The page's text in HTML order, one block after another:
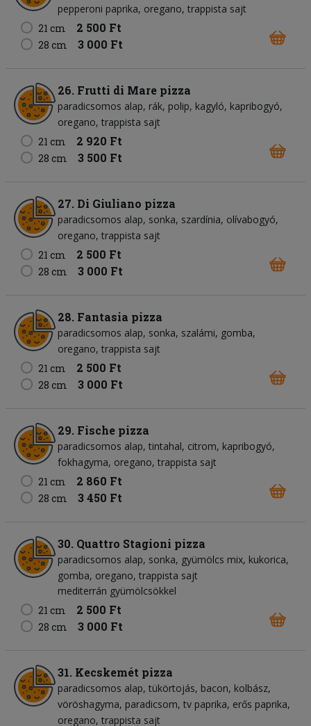
pepperoni paprika oregano trappista sajt
21 cm
2 500 Ft
28 cm 3 000 Ft
26. Frutti di Mare pizza
paradicsomos alap rák polip kagyló kapribogyó
oregano trappista sajt
21 cm
2 920 Ft
28 cm 3 500 Ft
27. Di Giuliano pizza
paradicsomos alap sonka szardínia olívabogyó
oregano trappista sajt
21 cm
2 500 Ft
28 cm 3 000 Ft
28. Fantasia pizza
paradicsomos alap sonka szalámi gomba
oregano trappista sajt
21 cm
2 500 Ft
28 cm 3 000 Ft
29. Fische pizza
paradicsomos alap tintahal citrom kapribogyó
fokhagyma oregano trappista sajt
21 cm
2 860 Ft
28 cm 3 450 Ft
30. Quattro Stagioni pizza
paradicsomos alap sonka gyümölcs mix kukorica
gomba oregano trappista sajt
mediterrán gyümölcsökkel
21 cm
2 500 Ft
28 cm 3 000 Ft
31. Kecskemét pizza
paradicsomos alap tükörtojás bacon kolbász
vöröshagyma paradicsom tv paprika erős paprika
oregano trappista sajt